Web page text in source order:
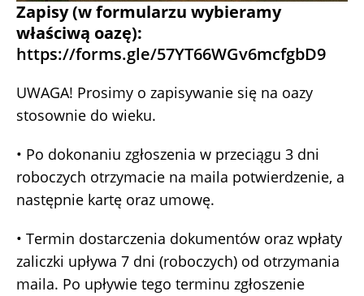
Zapisy (w formularzu wybieramy
właściwą oazę):
https://forms.gle/57YT66WGv6mcfgbD9
UWAGA! Prosimy o zapisywanie się na oazy
stosownie do wieku.
• Po dokonaniu zgłoszenia w przeciągu 3 dni
roboczych otrzymacie na maila potwierdzenie, a
następnie kartę oraz umowę.
• Termin dostarczenia dokumentów oraz wpłaty
zaliczki upływa 7 dni (roboczych) od otrzymania
maila. Po upływie tego terminu zgłoszenie